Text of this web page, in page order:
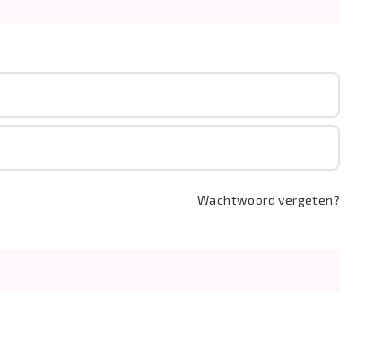
Wachtwoord vergeten?